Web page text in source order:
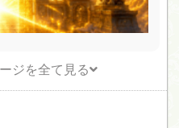
ジを全て見る